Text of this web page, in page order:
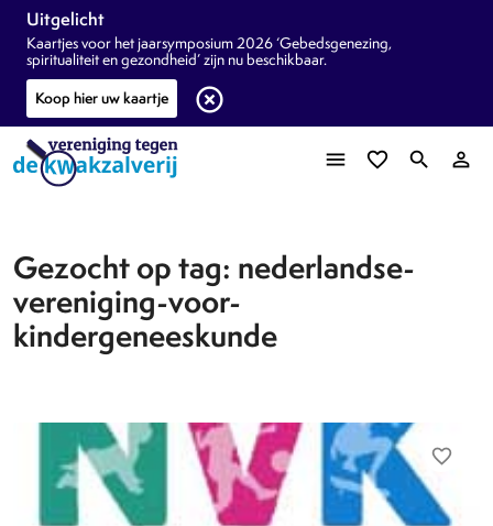
Uitgelicht
Kaartjes voor het jaarsymposium 2026 ‘Gebedsgenezing,
spiritualiteit en gezondheid’ zijn nu beschikbaar.
Koop hier uw kaartje
highlight_off
menu favorite_border search person_outline
Gezocht op tag: nederlandse-
vereniging-voor-
kindergeneeskunde
favorite_border